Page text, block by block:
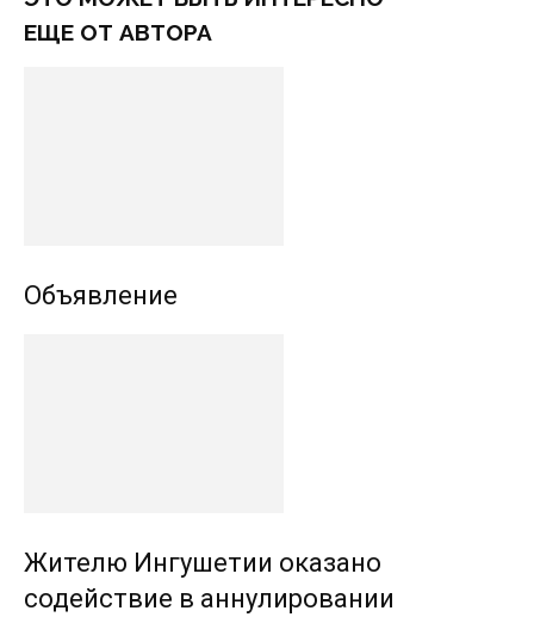
ЕЩЕ ОТ АВТОРА
Объявление
Жителю Ингушетии оказано
содействие в аннулировании